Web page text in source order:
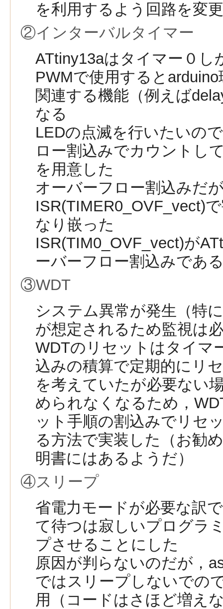
を利用するよう回路を変
②インターバルタイマー
ATtiny13aはタイマー０し
PWMで使用すると
関連する機能（例えば
なる
LEDの点滅を行いたいの
ロー割込みでカウントし
を用意した
オーバーフロー割込みだ
ISR(TIMER0_OVF_vect)
なり嵌った
ISR(TIM0_OVF_vect)が
ーバーフロー割込みであ
③WDT
システム異常が発生（特
が想定されるため監視は
WDTのリセットはタイマ
込みの積算で定期的にリ
を考えていたが必要ない
められなくなるため，
ット手順の割込みでリセ
る方法で実装した（お勧
明書にはあるようだ）
④スリープ
省電力モードが必要な訳
て待つは寂しいプログラ
プさせることにした
原因が判らないのだが，
ではスリープしないでの
用（コードはさほど増え